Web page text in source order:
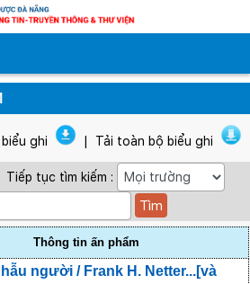
ghi Tải toàn bộ biểu ghi
Tiếp tục tìm kiếm :
Thông tin ấn phẩm
người / Frank H. Netter...[và